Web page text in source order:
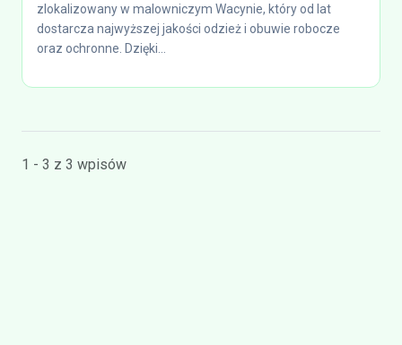
zlokalizowany w malowniczym Wacynie, który od lat
dostarcza najwyższej jakości odzież i obuwie robocze
oraz ochronne. Dzięki...
1 - 3 z 3 wpisów